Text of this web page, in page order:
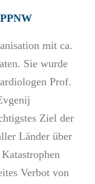
mit ca.
Sie wurde
Prof.
Ziel der
Länder über
Verbot von